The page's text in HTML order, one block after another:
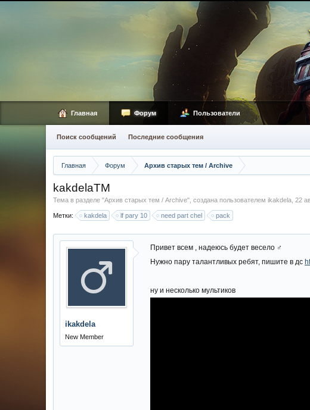
Главная Форум Архив старых тем / Archive
kakdelaTM
Тема в разделе "Архив старых тем / Archive", создана пользователем ikakdela 22
Метки: kakdela lf pary 10 need part chel pack
ikakdela
New Member
Привет всем , надеюсь будет весело ‍♂️
Нужно пару талантливых ребят, пишите в дс
ну и несколько мультиков
Главная Форум
Поиск сообщений Последние сообщения
Пользователи